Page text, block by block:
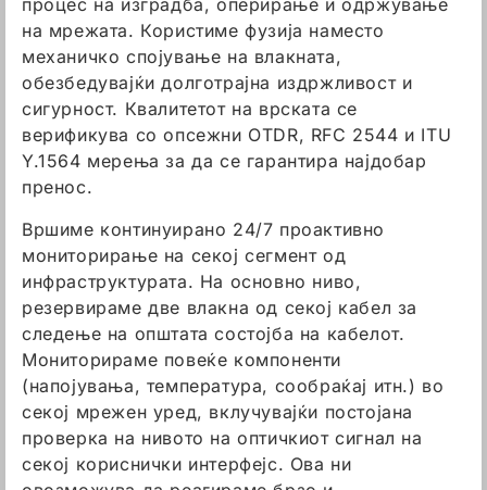
процес на изградба, оперирање и одржување
на мрежата. Користиме фузија наместо
механичко спојување на влакната,
обезбедувајќи долготрајна издржливост и
сигурност. Квалитетот на врската се
верификува со опсежни OTDR, RFC 2544 и ITU
Y.1564 мерења за да се гарантира најдобар
пренос.
Вршиме континуирано 24/7 проактивно
мониторирање на секој сегмент од
инфраструктурата. На основно ниво,
резервираме две влакна од секој кабел за
следење на општата состојба на кабелот.
Мониторираме повеќе компоненти
(напојувања, температура, сообраќај итн.) во
секој мрежен уред, вклучувајќи постојана
проверка на нивото на оптичкиот сигнал на
секој кориснички интерфејс. Ова ни